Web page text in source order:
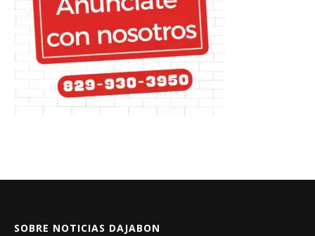
SOBRE NOTICIAS DAJABON